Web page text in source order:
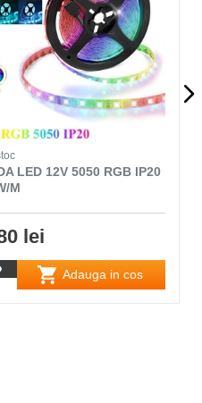
LED 12V 5050 RGB IP20
M
lei
Adauga in cos